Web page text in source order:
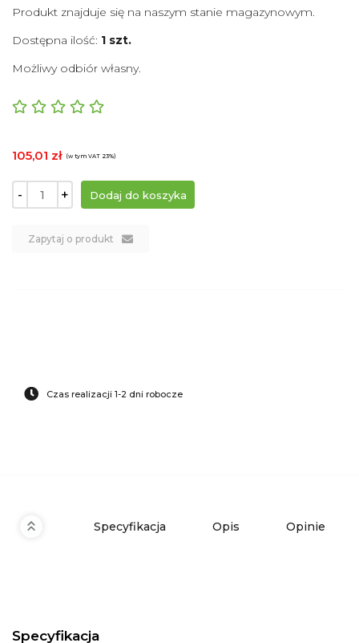
Produkt znajduje się na naszym stanie magazynowym.
Dostępna ilość: 1 szt.
Możliwy odbiór własny.
105,01 zł (w tym VAT 23%)
- +
Zapytaj o produkt
Czas realizacji 1-2 dni robocze
Specyfikacja Opis Opinie
Specyfikacja